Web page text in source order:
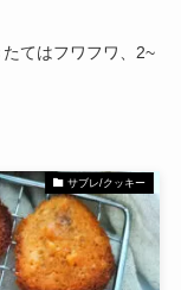
てはフワフワ、2~
サブレ/クッキー